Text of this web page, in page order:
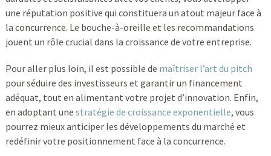
une réputation positive qui constituera un atout majeur face à
la concurrence. Le bouche-à-oreille et les recommandations
jouent un rôle crucial dans la croissance de votre entreprise.
Pour aller plus loin, il est possible de maîtriser l’art du pitch
pour séduire des investisseurs et garantir un financement
adéquat, tout en alimentant votre projet d’innovation. Enfin,
en adoptant une stratégie de croissance exponentielle, vous
pourrez mieux anticiper les développements du marché et
redéfinir votre positionnement face à la concurrence.